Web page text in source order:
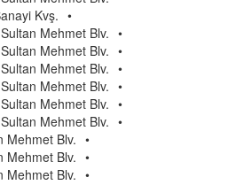
Kvş. •
Mehmet Blv. •
Mehmet Blv. •
Mehmet Blv. •
Mehmet Blv. •
Mehmet Blv. •
Mehmet Blv. •
Mehmet Blv. •
Mehmet Blv. •
Mehmet Blv. •